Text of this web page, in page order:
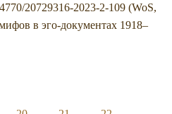
20729316-2023-2-109 (WoS,
в эго-документах 1918–